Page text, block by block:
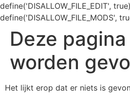
define('DISALLOW_FILE_EDIT',
define('DISALLOW_FILE_MODS',
Deze
worden
Het lijkt erop dat er niets is